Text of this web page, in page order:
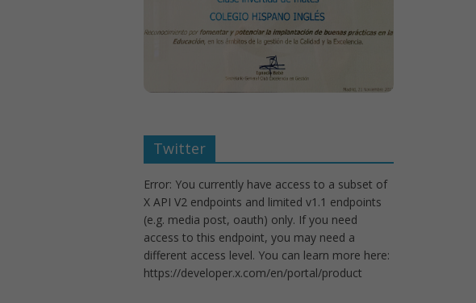
Twitter
Error: You currently have access to a subset of
X API V2 endpoints and limited v1.1 endpoints
(e.g. media post, oauth) only. If you need
access to this endpoint, you may need a
different access level. You can learn more here:
https://developer.x.com/en/portal/product